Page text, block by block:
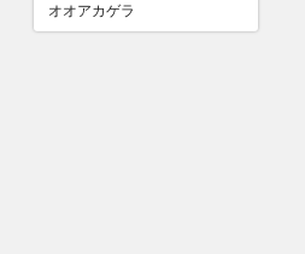
オオアカゲラ